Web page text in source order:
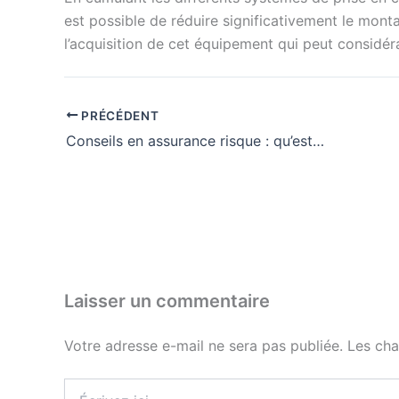
est possible de réduire significativement le
l’acquisition de cet équipement qui peut
PRÉCÉDENT
Conseils en assurance risque : qu’est-ce qu’un produit de prévoyance ?
Laisser un commentaire
Votre adresse e-mail ne sera pas publiée. Les